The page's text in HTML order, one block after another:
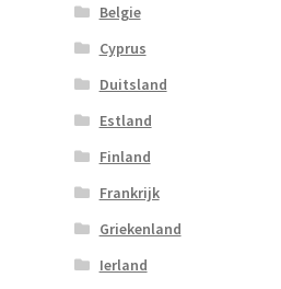
Belgie
Cyprus
Duitsland
Estland
Finland
Frankrijk
Griekenland
Ierland